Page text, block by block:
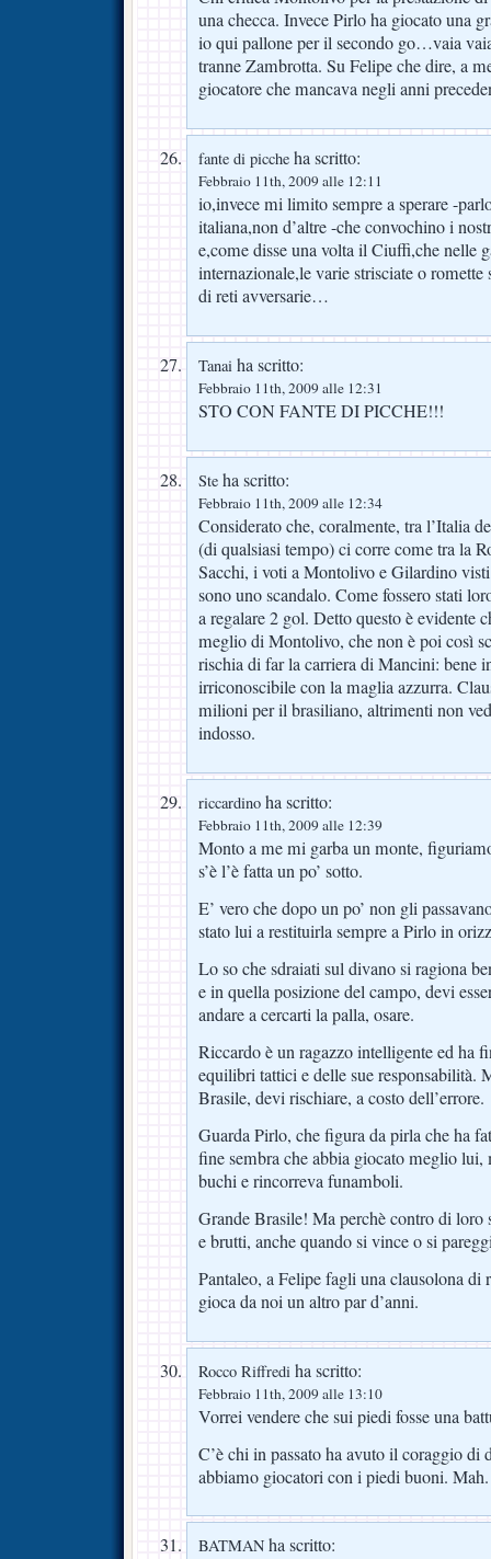
una checca. Invece Pirlo ha giocato una
io qui pallone per il secondo go…vaia
tranne Zambrotta. Su Felipe che dire, a
giocatore che mancava negli anni
fante di picche ha scritto:
Febbraio 11th, 2009 alle 12:11
io,invece mi limito sempre a sperare -
italiana,non d’altre -che convochino i
e,come disse una volta il Ciuffi,che nelle
internazionale,le varie strisciate o romette
di reti avversarie…
Tanai ha scritto:
Febbraio 11th, 2009 alle 12:31
STO CON FANTE DI PICCHE!!!
Ste ha scritto:
Febbraio 11th, 2009 alle 12:34
Considerato che, coralmente, tra l’Italia
(di qualsiasi tempo) ci corre come tra la
Sacchi, i voti a Montolivo e Gilardino
sono uno scandalo. Come fossero stati
a regalare 2 gol. Detto questo è evidente
meglio di Montolivo, che non è poi così
rischia di far la carriera di Mancini: bene
irriconoscibile con la maglia azzurra.
milioni per il brasiliano, altrimenti non
indosso.
riccardino ha scritto:
Febbraio 11th, 2009 alle 12:39
Monto a me mi garba un monte,
s’è l’è fatta un po’ sotto.
E’ vero che dopo un po’ non gli
stato lui a restituirla sempre a Pirlo in
Lo so che sdraiati sul divano si ragiona
e in quella posizione del campo, devi
andare a cercarti la palla, osare.
Riccardo è un ragazzo intelligente ed ha
equilibri tattici e delle sue responsabilità.
Brasile, devi rischiare, a costo dell’errore.
Guarda Pirlo, che figura da pirla che ha
fine sembra che abbia giocato meglio lui,
buchi e rincorreva funamboli.
Grande Brasile! Ma perchè contro di
e brutti, anche quando si vince o si
Pantaleo, a Felipe fagli una clausolona di
gioca da noi un altro par d’anni.
Rocco Riffredi ha scritto:
Febbraio 11th, 2009 alle 13:10
Vorrei vendere che sui piedi fosse una
C’è chi in passato ha avuto il coraggio di
abbiamo giocatori con i piedi buoni. Mah.
BATMAN ha scritto: